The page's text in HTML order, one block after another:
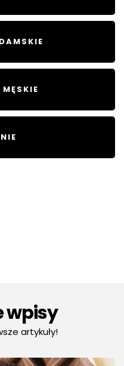
wpisy
artykuły!